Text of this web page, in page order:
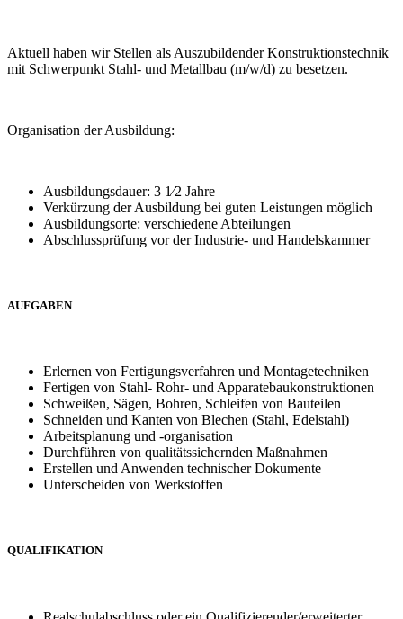
Aktuell haben wir Stellen als Auszubildender Konstruktionstechnik
mit Schwerpunkt Stahl- und Metallbau (m/w/d) zu besetzen.
Organisation der Ausbildung:
Ausbildungsdauer: 3 1⁄2 Jahre
Verkürzung der Ausbildung bei guten Leistungen möglich
Ausbildungsorte: verschiedene Abteilungen
Abschlussprüfung vor der Industrie- und Handelskammer
AUFGABEN
Erlernen von Fertigungsverfahren und Montagetechniken
Fertigen von Stahl- Rohr- und Apparatebaukonstruktionen
Schweißen, Sägen, Bohren, Schleifen von Bauteilen
Schneiden und Kanten von Blechen (Stahl, Edelstahl)
Arbeitsplanung und -organisation
Durchführen von qualitätssichernden Maßnahmen
Erstellen und Anwenden technischer Dokumente
Unterscheiden von Werkstoffen
QUALIFIKATION